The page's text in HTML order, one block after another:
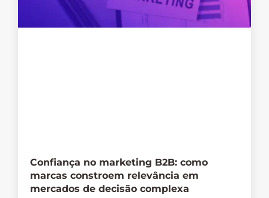
Confiança no marketing B2B: como
marcas constroem relevância em
mercados de decisão complexa